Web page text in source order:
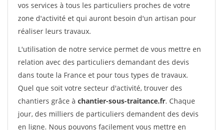
vos services à tous les particuliers proches de votre
zone d'activité et qui auront besoin d'un artisan pour
réaliser leurs travaux.
L'utilisation de notre service permet de vous mettre en
relation avec des particuliers demandant des devis
dans toute la France et pour tous types de travaux.
Quel que soit votre secteur d'activité, trouver des
chantiers grâce à chantier-sous-traitance.fr. Chaque
jour, des milliers de particuliers demandent des devis
en ligne. Nous pouvons facilement vous mettre en